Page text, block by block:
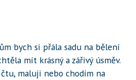
bych si přála sadu na bělení
mít krásný a zářivý úsměv.
čtu, maluji nebo chodím na